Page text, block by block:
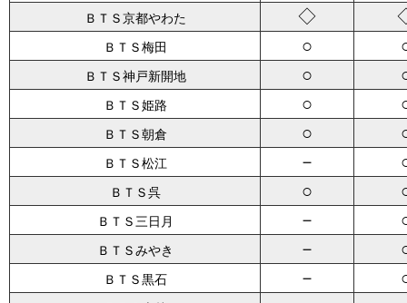
ＢＴＳ京都やわた ◇
ＢＴＳ梅田 ○
ＢＴＳ神戸新開地 ○
ＢＴＳ姫路 ○
ＢＴＳ朝倉 ○
ＢＴＳ松江 －
ＢＴＳ呉 ○
ＢＴＳ三日月 －
ＢＴＳみやき －
ＢＴＳ黒石 －